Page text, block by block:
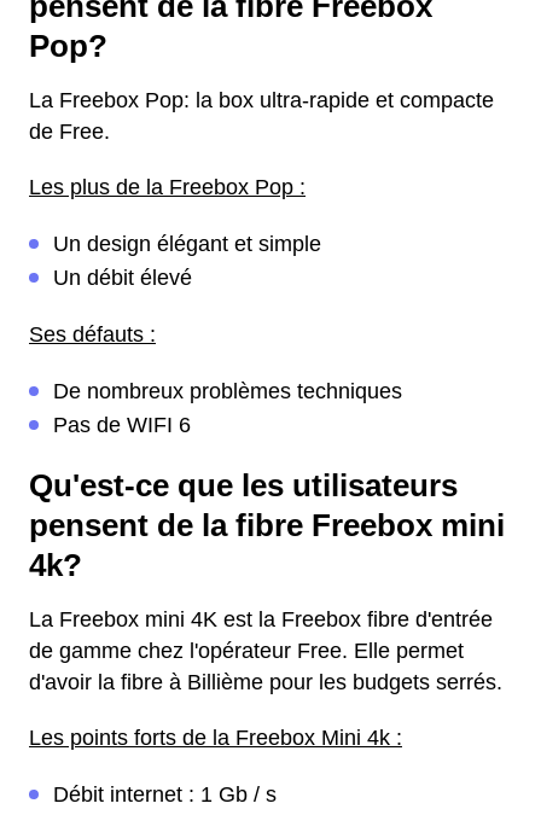
Pop?
La Freebox Pop: la box ultra-rapide et compacte
de Free.
Les plus de la Freebox Pop :
Un design élégant et simple
Un débit élevé
Ses défauts :
De nombreux problèmes techniques
Pas de WIFI 6
Qu'est-ce que les utilisateurs
pensent de la fibre Freebox mini
4k?
La Freebox mini 4K est la Freebox fibre d'entrée
de gamme chez l'opérateur Free. Elle permet
d'avoir la fibre à Billième pour les budgets serrés.
Les points forts de la Freebox Mini 4k :
Débit internet : 1 Gb / s